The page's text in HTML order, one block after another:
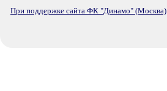
При поддержке сайта ФК "Динамо" (Москва)